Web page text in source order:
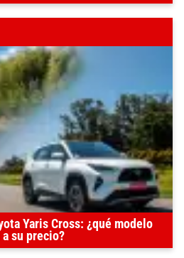
Yaris Cross: ¿qué modelo
su precio?